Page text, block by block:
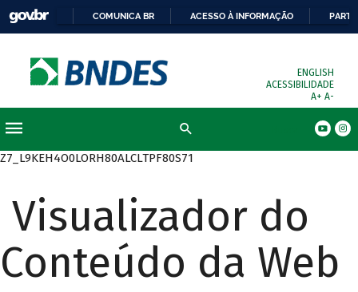
COMUNICA BR ACESSO À INFORMAÇÃO
ENGLISH
ACESSIBILIDADE
A+ A-
Z7_L9KEH4O0LORH80ALCLTPF80S71
Visualizador do
Conteúdo da Web